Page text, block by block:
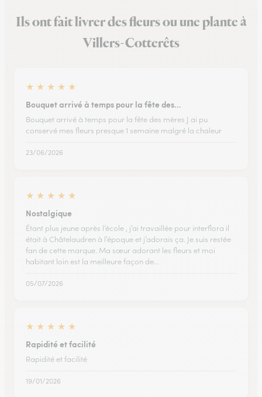
Ils ont fait livrer des fleurs ou une plante à
Villers-Cotterêts
★ ★ ★ ★ ★
Bouquet arrivé à temps pour la fête des…
Bouquet arrivé à temps pour la fête des mères J ai pu
conservé mes fleurs presque 1 semaine malgré la chaleur
23/06/2026
★ ★ ★ ★ ★
Nostalgique
Étant plus jeune après l’école , j’ai travaillée pour interflora il
était à Châtelaudren à l’époque et j’adorais ça. Je suis restée
fan de cette marque. Ma sœur adorant les fleurs et moi
habitant loin est la meilleure façon de…
05/07/2026
★ ★ ★ ★ ★
Rapidité et facilité
Rapidité et facilité
19/01/2026